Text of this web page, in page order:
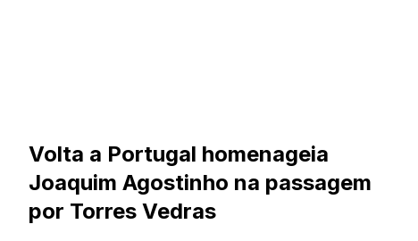
Volta a Portugal homenageia
Joaquim Agostinho na passagem
por Torres Vedras